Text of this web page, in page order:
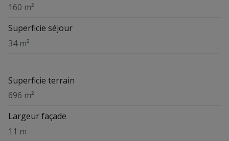
160 m²
Superficie séjour
34 m²
Superficie terrain
696 m²
Largeur façade
11 m